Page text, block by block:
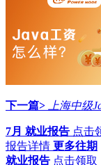
下一篇> 上海中级
7月 就业报告 点击
报告详情 更多往期
就业报告 点击领取